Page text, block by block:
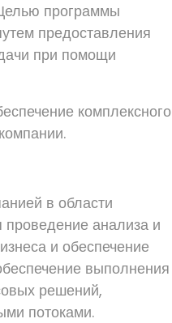
программы
предоставления
при помощи
комплексного
в области
анализа и
и обеспечение
выполнения
решений,
потоками.